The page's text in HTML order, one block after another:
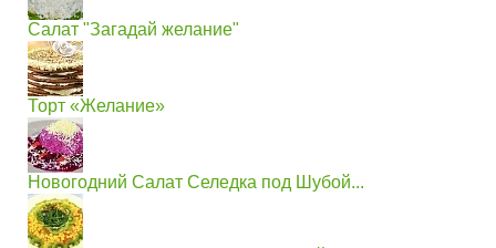
Салат "Загадай желание"
Торт «Желание»
Новогодний Салат Селедка под Шубой...